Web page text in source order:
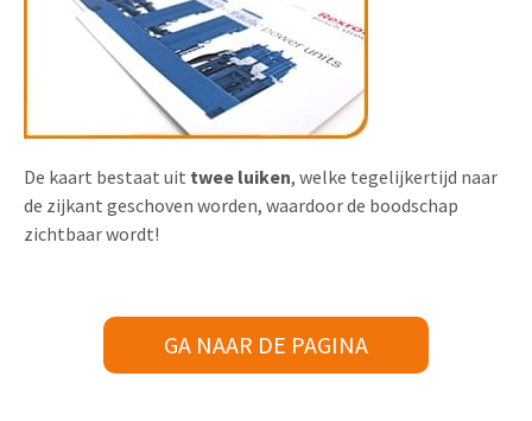
De kaart bestaat uit twee luiken, welke tegelijkertijd naar
de zijkant geschoven worden, waardoor de boodschap
zichtbaar wordt!
GA NAAR DE PAGINA